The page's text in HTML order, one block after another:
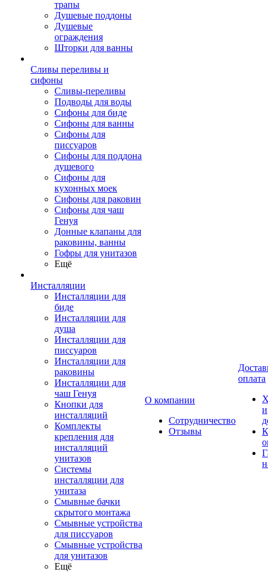
трапы
Душевые поддоны
Душевые
ограждения
Шторки для ванны
Сливы переливы и
сифоны
Сливы-переливы
Подводы для воды
Сифоны для биде
Сифоны для ванны
Сифоны для
писсуаров
Сифоны для поддона
душевого
Сифоны для
кухонных моек
Сифоны для раковин
Сифоны для чаш
Генуя
Донные клапаны для
раковины, ванны
Гофры для унитазов
Ещё
Инсталляции
Инсталляции для
биде
Инсталляции для
душа
Инсталляции для
писсуаров
Инсталляции для
раковины
Инсталляции для
чаш Генуя
Кнопки для
инсталляций
Комплекты
крепления для
инсталляций
унитазов
Системы
инсталляции для
унитаза
Смывные бачки
скрытого монтажа
Смывные устройства
для писсуаров
Смывные устройства
для унитазов
Ещё
О компании
Сотрудничество
Отзывы
оплата
и